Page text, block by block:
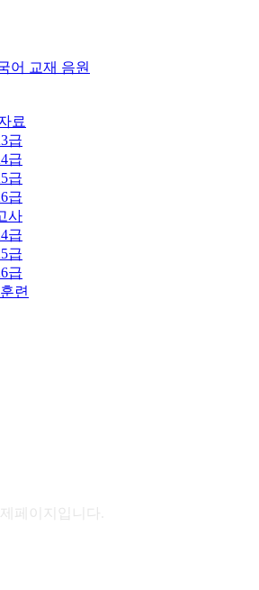
어 교재 음원
료
급
급
급
급
사
급
급
급
련
페이지입니다.